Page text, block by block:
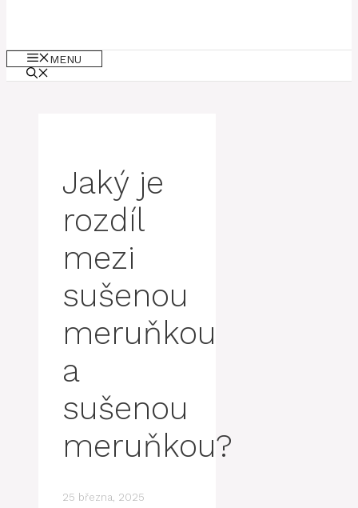
MENU
Jaký je
rozdíl
mezi
sušenou
meruňkou
a
sušenou
meruňkou?
25 března, 2025